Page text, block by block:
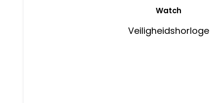
Watch
Veiligheidshorloge